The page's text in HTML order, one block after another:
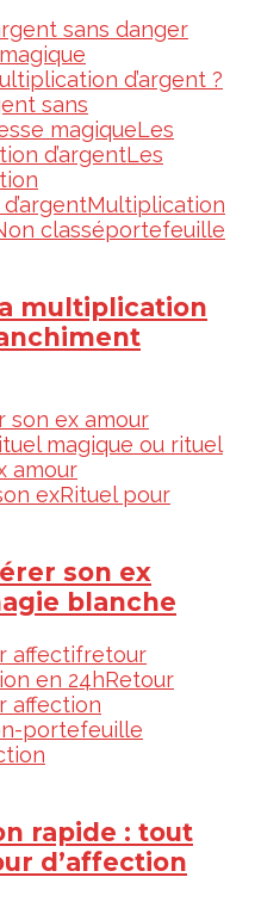
d’argent ?
sans
magiqueLes
d’argentLes
Multiplication
classéportefeuille
multiplication
exRituel pour
son ex
blanche
affectifretour
en 24hRetour
affection
portefeuille
rapide : tout
d’affection